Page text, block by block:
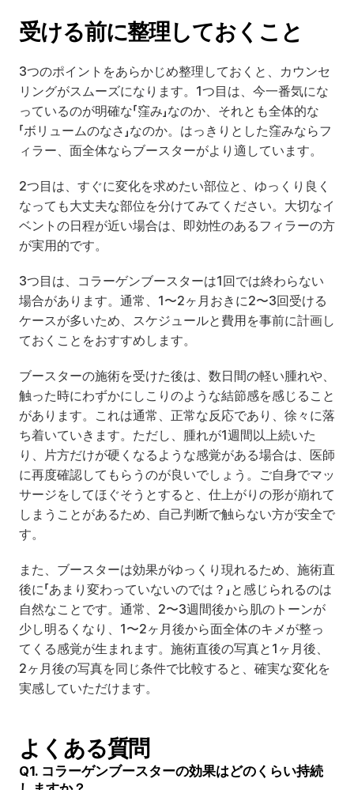
受ける前に整理しておくこと
3つのポイントをあらかじめ整理しておくと、カウンセ
リングがスムーズになります。1つ目は、今一番気にな
っているのが明確な「窪み」なのか、それとも全体的な
「ボリュームのなさ」なのか。はっきりとした窪みならフ
ィラー、面全体ならブースターがより適しています。
2つ目は、すぐに変化を求めたい部位と、ゆっくり良く
なっても大丈夫な部位を分けてみてください。大切なイ
ベントの日程が近い場合は、即効性のあるフィラーの方
が実用的です。
3つ目は、コラーゲンブースターは1回では終わらない
場合があります。通常、1〜2ヶ月おきに2〜3回受ける
ケースが多いため、スケジュールと費用を事前に計画し
ておくことをおすすめします。
ブースターの施術を受けた後は、数日間の軽い腫れや、
触った時にわずかにしこりのような結節感を感じること
があります。これは通常、正常な反応であり、徐々に落
ち着いていきます。ただし、腫れが1週間以上続いた
り、片方だけが硬くなるような感覚がある場合は、医師
に再度確認してもらうのが良いでしょう。ご自身でマッ
サージをしてほぐそうとすると、仕上がりの形が崩れて
しまうことがあるため、自己判断で触らない方が安全で
す。
また、ブースターは効果がゆっくり現れるため、施術直
後に「あまり変わっていないのでは？」と感じられるのは
自然なことです。通常、2〜3週間後から肌のトーンが
少し明るくなり、1〜2ヶ月後から面全体のキメが整っ
てくる感覚が生まれます。施術直後の写真と1ヶ月後、
2ヶ月後の写真を同じ条件で比較すると、確実な変化を
実感していただけます。
よくある質問
Q1. コラーゲンブースターの効果はどのくらい持続